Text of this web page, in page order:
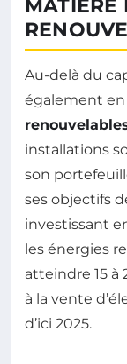
MATIÈRE
Au-delà du
également
installations
son
ses objectifs
investissant
les énergies
atteindre 15 à
à la vente
d’ici 2025.